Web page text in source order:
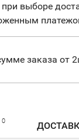
выборе
заказа от
0